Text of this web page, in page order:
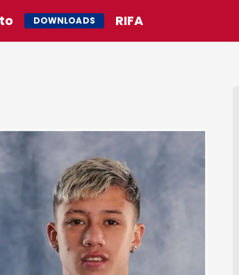
DOWNLOADS RIFA